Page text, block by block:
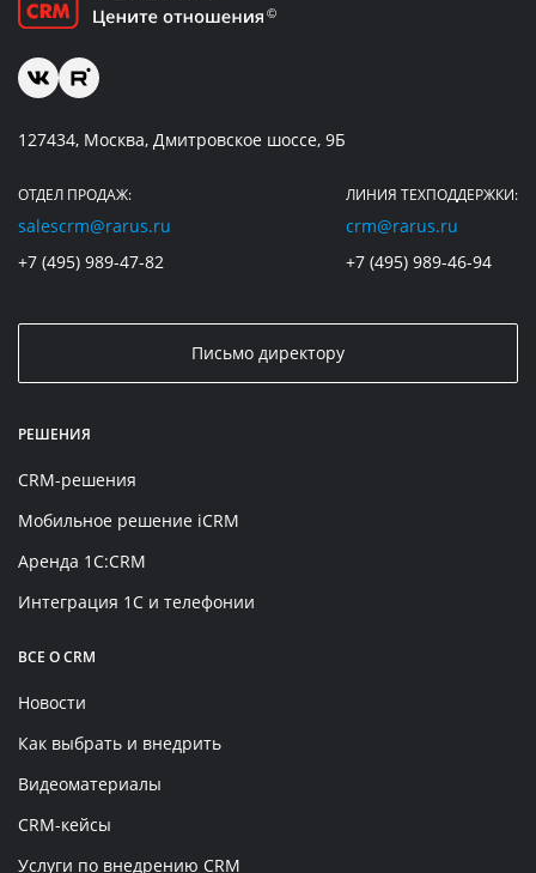
127434, Москва, Дмитровское шоссе, 9Б
ОТДЕЛ ПРОДАЖ:
salescrm@rarus.ru
+7 (495) 989-47-82
ЛИНИЯ ТЕХПОДДЕРЖКИ:
crm@rarus.ru
+7 (495) 989-46-94
Письмо директору
РЕШЕНИЯ
CRM-решения
Мобильное решение iCRM
Аренда 1C:CRM
Интеграция 1С и телефонии
ВСЕ О CRM
Новости
Как выбрать и внедрить
Видеоматериалы
CRM-кейсы
Услуги по внедрению CRM